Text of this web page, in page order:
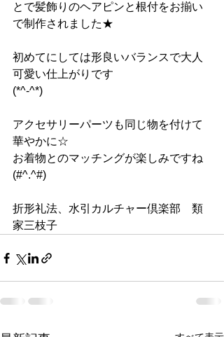
とで髪飾りのヘアピンと根付をお揃い
で制作されました★
初めてにしては形良いバランスで大人
可愛い仕上がりです
(*^-^*)
アクセサリーパーツも同じ物を付けて
華やかに☆
お着物とのマッチングが楽しみですね
(#^.^#)
折形礼法、水引カルチャー倶楽部　類
家三枝子